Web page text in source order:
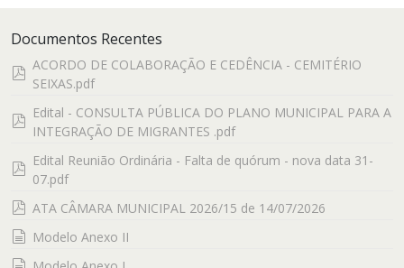
Documentos Recentes
pdf
ACORDO DE COLABORAÇÃO E CEDÊNCIA - CEMITÉRIO
SEIXAS.pdf
pdf
Edital - CONSULTA PÚBLICA DO PLANO MUNICIPAL PARA A
INTEGRAÇÃO DE MIGRANTES .pdf
pdf
Edital Reunião Ordinária - Falta de quórum - nova data 31-
07.pdf
pdf
ATA CÂMARA MUNICIPAL 2026/15 de 14/07/2026
documento
Modelo Anexo II